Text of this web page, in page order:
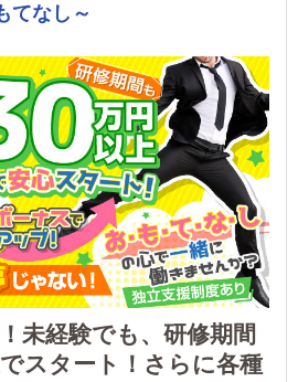
てなし～
未経験でも、研修期間
スタート！さらに各種